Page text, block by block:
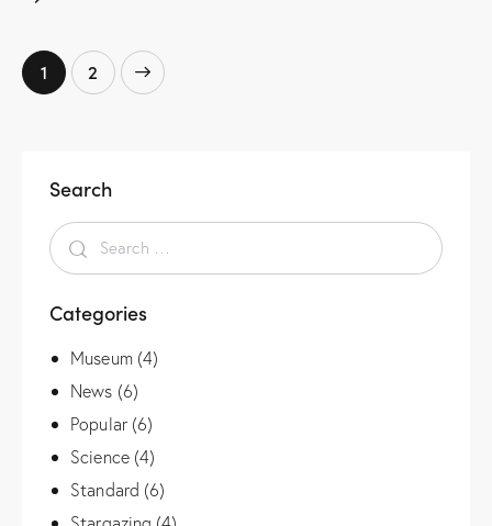
1 2
Search
Categories
Museum(4)
News (6)
Popular(6)
Science(4)
Standard (6)